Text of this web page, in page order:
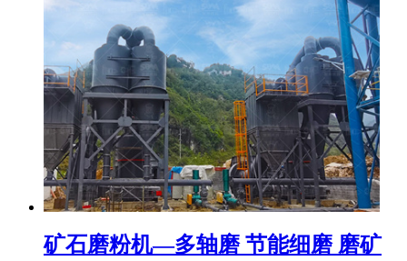
矿石磨粉机—多轴磨 节能细磨 磨矿